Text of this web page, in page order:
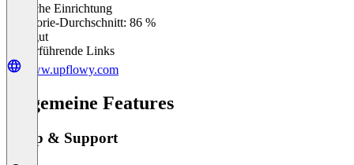
Einfache Einrichtung
Kategorie-Durchschnitt: 86 %
Sehr gut
Weiterführende Links
www.upflowy.com
Allgemeine Features
Setup & Support